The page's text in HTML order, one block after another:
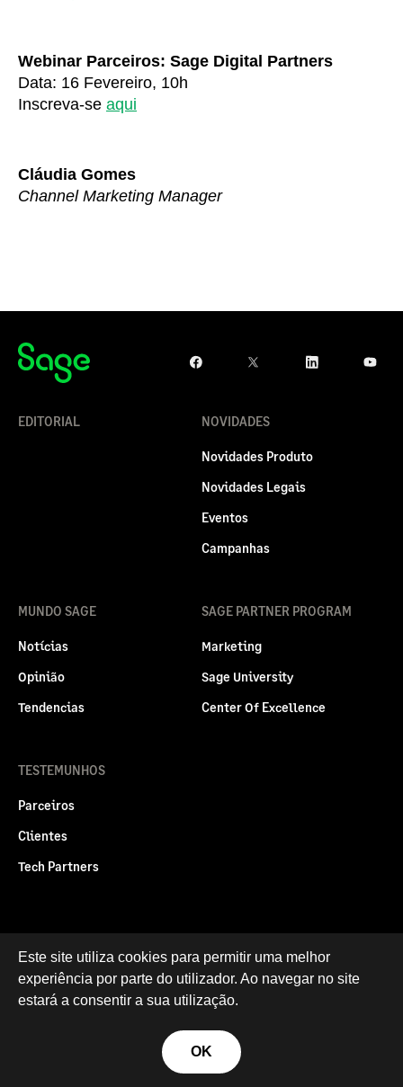
Webinar Parceiros: Sage Digital Partners
Data: 16 Fevereiro, 10h
Inscreva-se aqui
Cláudia Gomes
Channel Marketing Manager
EDITORIAL NOVIDADES
Novidades Produto
Novidades Legais
Eventos
Campanhas
MUNDO SAGE
Notícias
Opinião
Tendencias
SAGE PARTNER PROGRAM
Marketing
Sage University
Center Of Excellence
TESTEMUNHOS
Parceiros
Clientes
Tech Partners
Politica legal Privacidade e Cookies
RGPD
Este site utiliza cookies para permitir uma melhor
experiência por parte do utilizador. Ao navegar no site
estará a consentir a sua utilização.
OK